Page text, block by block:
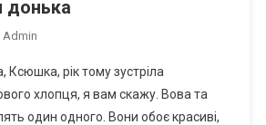
донька
Admin
рік тому зустріла
хлопця, я вам скажу. Вова та
один одного. Вони обоє красиві,